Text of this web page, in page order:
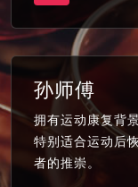
孙师傅
拥有运动康复背
特别适合运动后
者的推崇。